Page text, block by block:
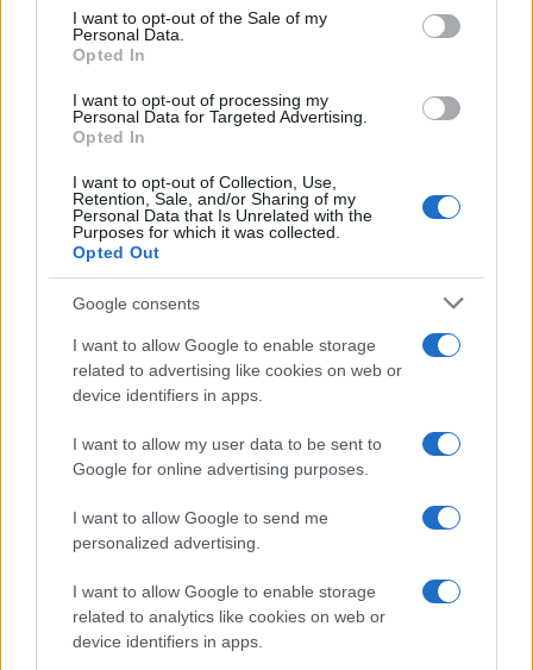
consent section.
I want to opt-out of the Sale of my
Personal Data.
Opted In
I want to opt-out of processing my
Personal Data for Targeted Advertising.
Opted In
I want to opt-out of Collection, Use,
Retention, Sale, and/or Sharing of my
Personal Data that Is Unrelated with the
Purposes for which it was collected.
Opted Out
Google consents
I want to allow Google to enable storage
related to advertising like cookies on web or
device identifiers in apps.
I want to allow my user data to be sent to
Google for online advertising purposes.
I want to allow Google to send me
personalized advertising.
I want to allow Google to enable storage
related to analytics like cookies on web or
device identifiers in apps.
El empresario José Elías analiza el mercado inmobiliario y sus
consecuencias en la jubilación
Marta Ruiz · 5 Ago 2026
La Reserva Federal aprueba la adquisición de Webster Bank